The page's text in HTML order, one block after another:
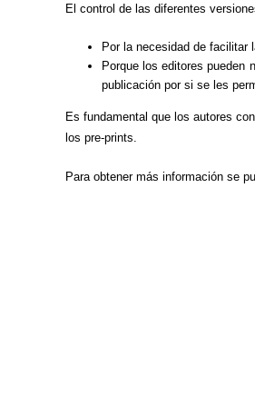
El control de las diferentes
Por la necesidad de
Porque los editores pueden
publicación por si se les
Es fundamental que los autores
los pre-prints.
Para obtener más información se